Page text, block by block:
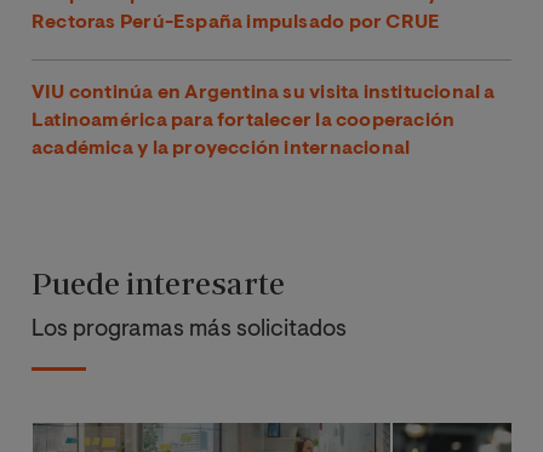
Rectoras Perú-España impulsado por CRUE
VIU continúa en Argentina su visita institucional a
Latinoamérica para fortalecer la cooperación
académica y la proyección internacional
Puede interesarte
Los programas más solicitados